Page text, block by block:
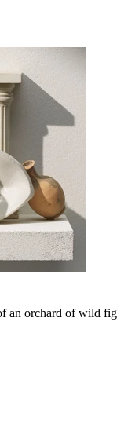
an orchard of wild fig